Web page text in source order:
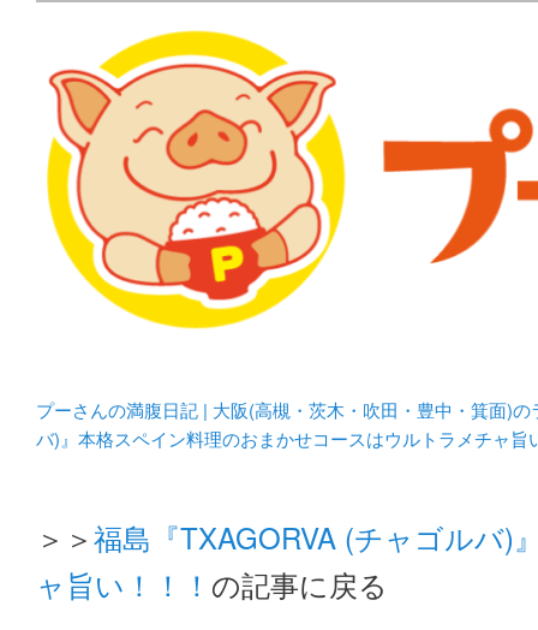
プーさんの満腹日記 |
豊中・箕面)のランチ＆
化してます。
プーさんの満腹日記 | 大阪(高槻・茨木・吹田・豊中・箕面)
バ)』本格スペイン料理のおまかせコースはウルトラメチャ旨
＞＞福島『TXAGORVA (チャゴルバ
ャ旨い！！！ の記事に戻る